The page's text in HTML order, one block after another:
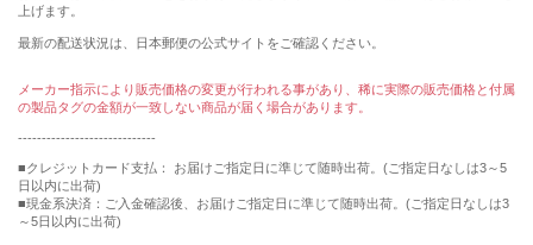
上げます。
最新の配送状況は、日本郵便の公式サイトをご確認ください。
メーカー指示により販売価格の変更が行われる事があり、稀に実際の販売価格と付属
の製品タグの金額が一致しない商品が届く場合があります。
-----------------------------
■クレジットカード支払： お届けご指定日に準じて随時出荷。(ご指定日なしは3～5
日以内に出荷)
■現金系決済：ご入金確認後、お届けご指定日に準じて随時出荷。(ご指定日なしは3
～5日以内に出荷)